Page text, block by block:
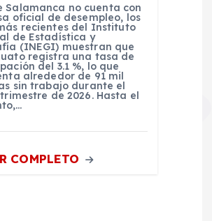
Salamanca no cuenta con
oficial de desempleo, los
recientes del Instituto
de Estadística y
(INEGI) muestran que
registra una tasa de
del 3.1 %, lo que
alrededor de 91 mil
sin trabajo durante el
de 2026. Hasta el
COMPLETO